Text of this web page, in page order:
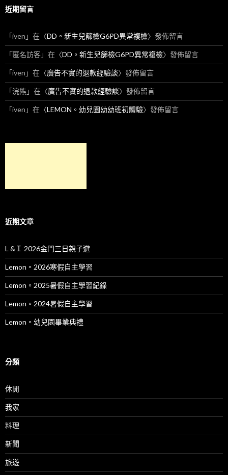
近期留言
「iven 」在〈DD。新生兒篩檢G6PD異常複檢〉發佈留言
「匿名訪客」在〈DD。新生兒篩檢G6PD異常複檢〉發佈留言
「iven 」在〈廣告不實的退款經驗談〉發佈留言
「浣熊 」在〈廣告不實的退款經驗談〉發佈留言
「iven 」在〈LEMON。幼兒園幼幼班初體驗〉發佈留言
近期文章
L &Ｉ 2026金門三日親子遊
Lemon。2026寒假自主學習
Lemon。2025暑假自主學習紀錄
Lemon。2024暑假自主學習
Lemon。幼兒園畢業典禮
分類
休閒
我家
料理
新聞
旅遊